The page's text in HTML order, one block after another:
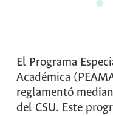
El Programa
Académica
reglamentó
del CSU. Este